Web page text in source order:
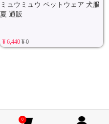
ミュウミュウ ペットウェア 犬服
夏 通販
¥ 6,440¥ 0
0